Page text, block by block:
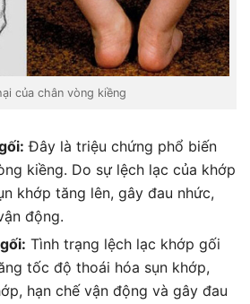
của chân vòng kiềng
Đây là triệu chứng phổ biến
kiềng. Do sự lệch lạc của khớp
khớp tăng lên, gây đau nhức,
động.
Tình trạng lệch lạc khớp gối
tốc độ thoái hóa sụn khớp,
hạn chế vận động và gây đau